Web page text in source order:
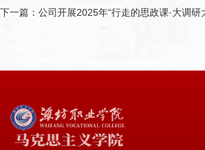
下一篇： 公司开展2025年“行走的思政课·大调研